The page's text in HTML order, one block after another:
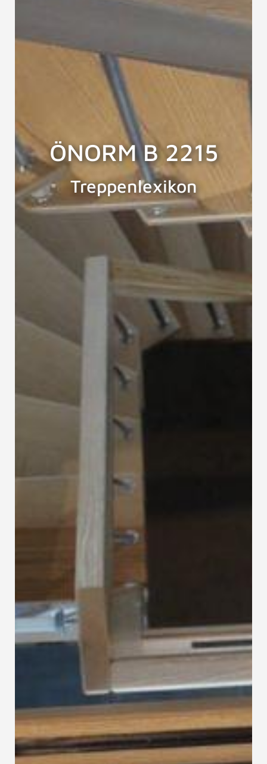
ÖNORM B 2215
Treppenlexikon